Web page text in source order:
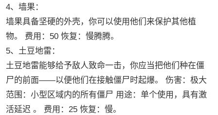
4、墙果：
墙果具备坚硬的外壳，你可以使用他们来保护其他植
物。 费用：50 恢复：慢腾腾。
5、土豆地雷：
土豆地雷能够给予敌人致命一击，你应当把他们种在僵
尸的前面——以便他们在接触僵尸时起爆。 伤害：极大
范围：小型区域内的所有僵尸 用途：单个使用，具有激
活延迟 。 费用：25 恢复：慢。